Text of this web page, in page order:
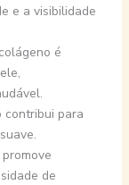
e a visibilidade
é
contribui para
de